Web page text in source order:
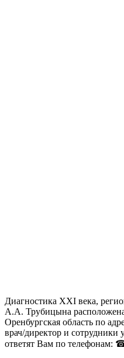
Диагностика XXI века,
А.А. Трубицына
Оренбургская область по
врач/директор и сотрудники
ответят Вам по телефонам: